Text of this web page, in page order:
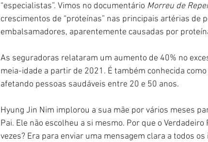
“especialistas”. Vimos no documentário Morreu de
crescimentos de “proteínas” nas principais artérias de
embalsamadores, aparentemente causadas por
As seguradoras relataram um aumento de 40% no
meia-idade a partir de 2021. É também conhecida
afetando pessoas saudáveis entre 20 e 50 anos.
Hyung Jin Nim implorou a sua mãe por vários meses
Pai. Ele não escolheu a si mesmo. Por que o
vezes? Era para enviar uma mensagem clara a todos